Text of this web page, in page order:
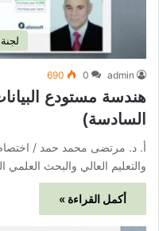
admin
0
690
هندسة مستودع
السادسة)
أ. د. مرتضى محمد حمد /
والتعليم العالي والبحث
أكمل القراءة »